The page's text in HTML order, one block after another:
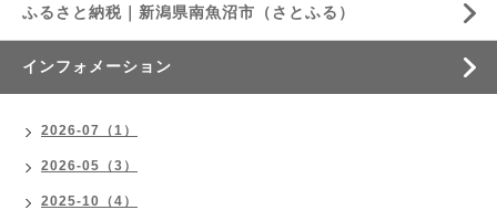
ふるさと納税｜新潟県南魚沼市（さとふる）
インフォメーション
2026-07（1）
2026-05（3）
2025-10（4）